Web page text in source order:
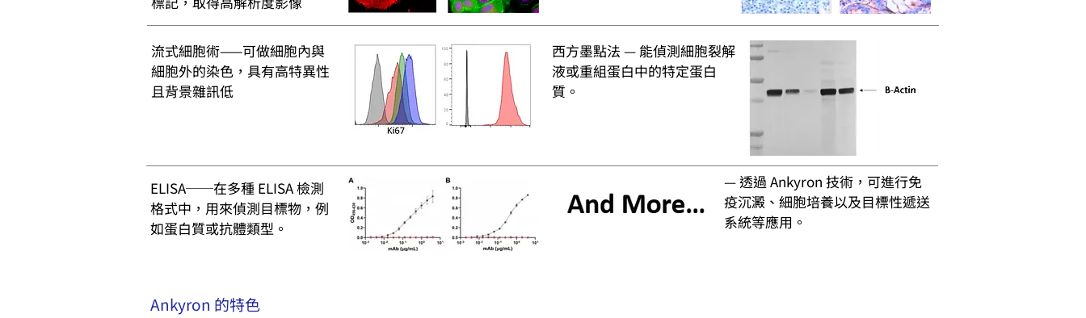
流式細胞術——可做細胞內與
細胞外的染色，具有高特異性
且背景雜訊低
西方墨點法 — 能偵測細胞裂解
液或重組蛋白中的特定蛋白
質。
ELISA──在多種 ELISA 檢測
格式中，用來偵測目標物，例
如蛋白質或抗體類型。
— 透過 Ankyron 技術，可進行免
疫沉澱、細胞培養以及目標性遞送
系統等應用。
Ankyron 的特色